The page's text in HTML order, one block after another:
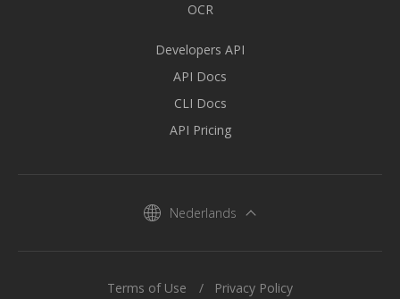
OCR
Developers API
API Docs
CLI Docs
API Pricing
Nederlands
Terms of Use Privacy Policy